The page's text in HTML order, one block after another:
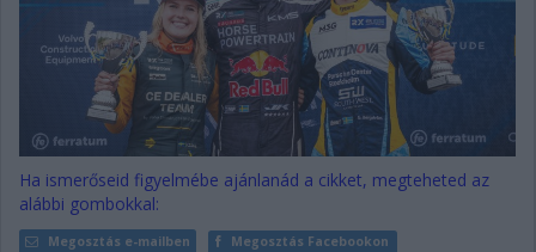
Ha ismerőseid figyelmébe ajánlanád a cikket, megteheted az
alábbi gombokkal:
Megosztás e-mailben Megosztás Facebookon